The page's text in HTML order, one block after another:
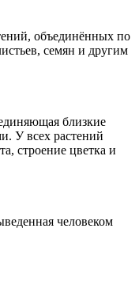
объединённых по
семян и другим
близкие
У всех растений
строение цветка и
человеком